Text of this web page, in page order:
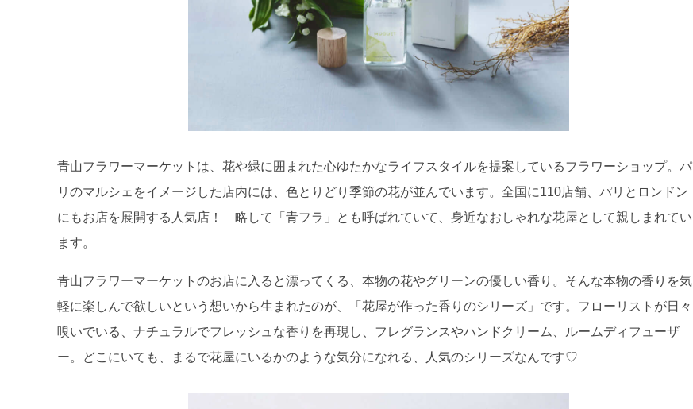
青山フラワーマーケットは、花や緑に囲まれた心ゆたかなライフスタイルを提案しているフラワーショップ。パ
リのマルシェをイメージした店内には、色とりどり季節の花が並んでいます。全国に110店舗、パリとロンドン
にもお店を展開する人気店！ 略して「青フラ」とも呼ばれていて、身近なおしゃれな花屋として親しまれてい
ます。
青山フラワーマーケットのお店に入ると漂ってくる、本物の花やグリーンの優しい香り。そんな本物の香りを気
軽に楽しんで欲しいという想いから生まれたのが、「花屋が作った香りのシリーズ」です。フローリストが日々
嗅いでいる、ナチュラルでフレッシュな香りを再現し、フレグランスやハンドクリーム、ルームディフューザ
ー。どこにいても、まるで花屋にいるかのような気分になれる、人気のシリーズなんです♡